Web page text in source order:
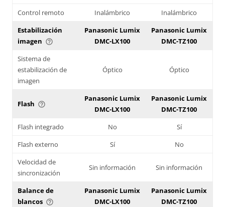
Control remoto
Inalámbrico
Inalámbrico
Estabilización
imagen help_outline
Panasonic Lumix
DMC-LX100
Panasonic Lumix
DMC-TZ100
Sistema de
estabilización de
imagen
Óptico Óptico
Flash help_outline
Panasonic Lumix
DMC-LX100
Panasonic Lumix
DMC-TZ100
Flash integrado
No
Sí
Flash externo
Sí
No
Velocidad de
sincronización
Sin información Sin información
Balance de
blancos help_outline
Panasonic Lumix
DMC-LX100
Panasonic Lumix
DMC-TZ100